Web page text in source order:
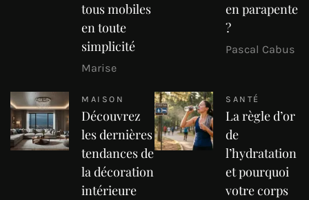
tous mobiles
en toute
simplicité
Marise
en parapente
?
Pascal Cabus
MAISON
Découvrez
les dernières
tendances de
la décoration
intérieure
SANTÉ
La règle d’or
de
l’hydratation
et pourquoi
votre corps